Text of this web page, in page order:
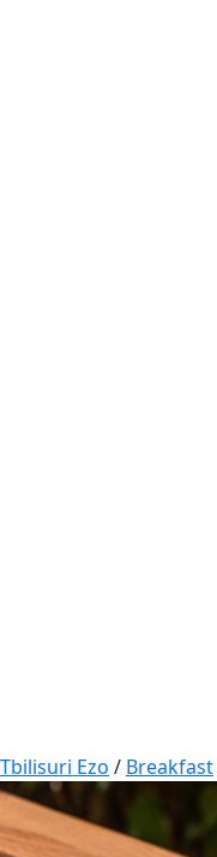
Tbilisuri Ezo / Breakfast